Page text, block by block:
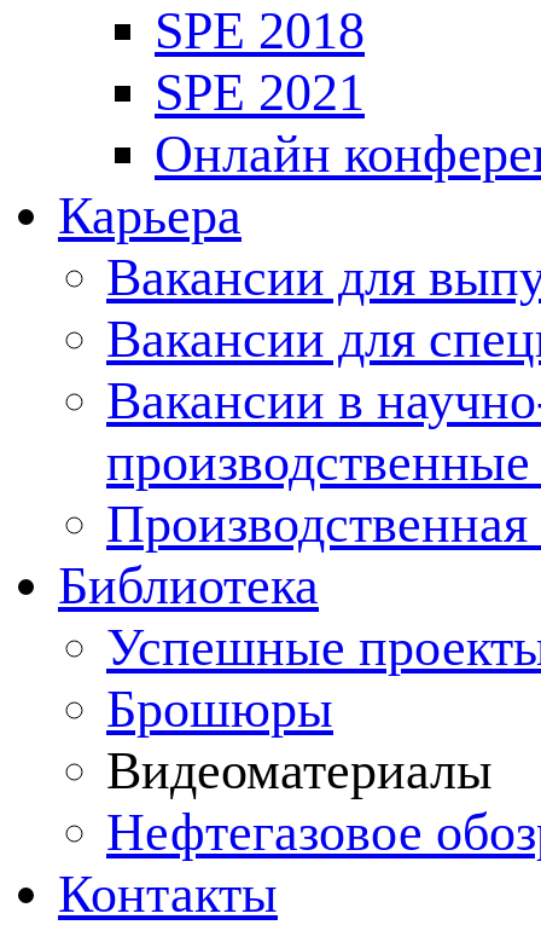
SPE 2018
SPE 2021
Онлайн
Карьера
Вакансии для
Вакансии для
Вакансии в
Производственная
Библиотека
Успешные
Брошюры
Видеоматериалы
Нефтегазовое
Контакты